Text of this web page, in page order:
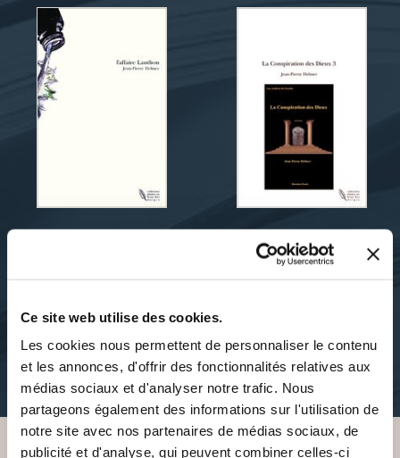
Ce site web utilise des cookies.
Les cookies nous permettent de personnaliser le contenu
et les annonces, d'offrir des fonctionnalités relatives aux
médias sociaux et d'analyser notre trafic. Nous
partageons également des informations sur l'utilisation de
notre site avec nos partenaires de médias sociaux, de
publicité et d'analyse, qui peuvent combiner celles-ci
polars
12€51
Jean-Pierre Helmer
polars
14€55